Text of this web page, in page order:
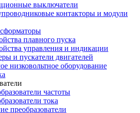
выключатели
контакторы и модули
плавного пуска
управления и индикации
и пускатели двигателей
низковольтное оборудование
частоты
тока
преобразователи